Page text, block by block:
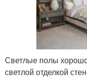
Светлые полы хорошо
светлой отделкой стен